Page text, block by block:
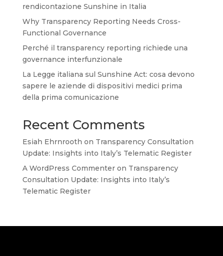
rendicontazione Sunshine in Italia
Why Transparency Reporting Needs Cross-
Functional Governance
Perché il transparency reporting richiede una
governance interfunzionale
La Legge italiana sul Sunshine Act: cosa devono
sapere le aziende di dispositivi medici prima
della prima comunicazione
Recent Comments
Esiah Ehrnrooth on Transparency Consultation
Update: Insights into Italy’s Telematic Register
A WordPress Commenteron Transparency
Consultation Update: Insights into Italy’s
Telematic Register